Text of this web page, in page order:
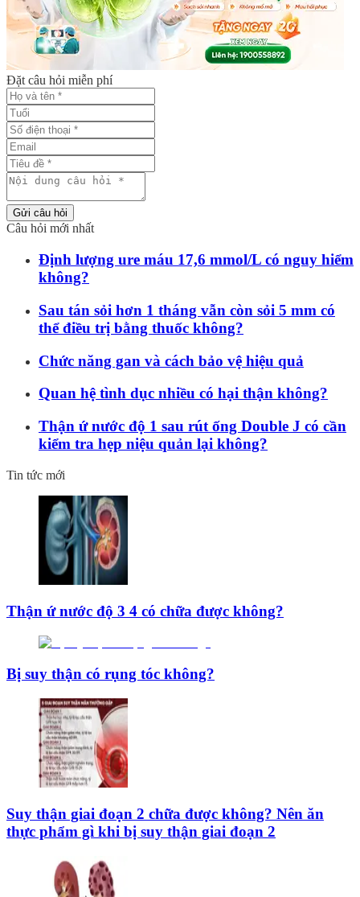
Đặt câu hỏi miễn phí
Gửi câu hỏi
Câu hỏi mới nhất
Định lượng ure máu 17,6 mmol/L có nguy hiểm
không?
Sau tán sỏi hơn 1 tháng vẫn còn sỏi 5 mm có
thể điều trị bằng thuốc không?
Chức năng gan và cách bảo vệ hiệu quả
Quan hệ tình dục nhiều có hại thận không?
Thận ứ nước độ 1 sau rút ống Double J có cần
kiểm tra hẹp niệu quản lại không?
Tin tức mới
Thận ứ nước độ 3 4 có chữa được không?
Bị suy thận có rụng tóc không?
Suy thận giai đoạn 2 chữa được không? Nên ăn
thực phẩm gì khi bị suy thận giai đoạn 2